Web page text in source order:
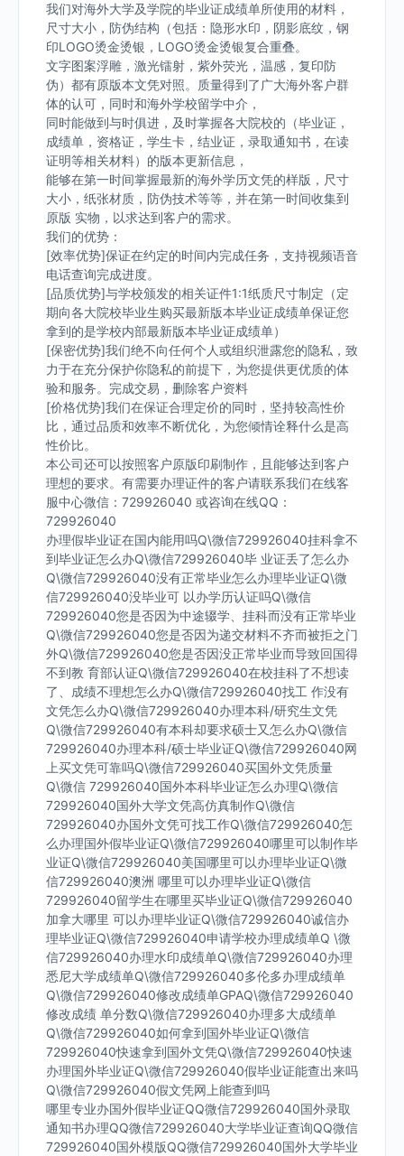
我们对海外大学及学院的毕业证成绩单所使用的材料，
尺寸大小，防伪结构（包括：隐形水印，阴影底纹，钢
印LOGO烫金烫银，LOGO烫金烫银复合重叠。
文字图案浮雕，激光镭射，紫外荧光，温感，复印防
伪）都有原版本文凭对照。质量得到了广大海外客户群
体的认可，同时和海外学校留学中介，
同时能做到与时俱进，及时掌握各大院校的（毕业证，
成绩单，资格证，学生卡，结业证，录取通知书，在读
证明等相关材料）的版本更新信息，
能够在第一时间掌握最新的海外学历文凭的样版，尺寸
大小，纸张材质，防伪技术等等，并在第一时间收集到
原版 实物，以求达到客户的需求。
我们的优势：
[效率优势]保证在约定的时间内完成任务，支持视频语音
电话查询完成进度。
[品质优势]与学校颁发的相关证件1:1纸质尺寸制定（定
期向各大院校毕业生购买最新版本毕业证成绩单保证您
拿到的是学校内部最新版本毕业证成绩单）
[保密优势]我们绝不向任何个人或组织泄露您的隐私，致
力于在充分保护你隐私的前提下，为您提供更优质的体
验和服务。完成交易，删除客户资料
[价格优势]我们在保证合理定价的同时，坚持较高性价
比，通过品质和效率不断优化，为您倾情诠释什么是高
性价比。
本公司还可以按照客户原版印刷制作，且能够达到客户
理想的要求。有需要办理证件的客户请联系我们在线客
服中心微信：729926040 或咨询在线QQ：
729926040
办理假毕业证在国内能用吗Q\微信729926040挂科拿不
到毕业证怎么办Q\微信729926040毕 业证丢了怎么办
Q\微信729926040没有正常毕业怎么办理毕业证Q\微
信729926040没毕业可 以办学历认证吗Q\微信
729926040您是否因为中途辍学、挂科而没有正常毕业
Q\微信729926040您是否因为递交材料不齐而被拒之门
外Q\微信729926040您是否因没正常毕业而导致回国得
不到教 育部认证Q\微信729926040在校挂科了不想读
了、成绩不理想怎么办Q\微信729926040找工 作没有
文凭怎么办Q\微信729926040办理本科/研究生文凭
Q\微信729926040有本科却要求硕士又怎么办Q\微信
729926040办理本科/硕士毕业证Q\微信729926040网
上买文凭可靠吗Q\微信729926040买国外文凭质量
Q\微信 729926040国外本科毕业证怎么办理Q\微信
729926040国外大学文凭高仿真制作Q\微信
729926040办国外文凭可找工作Q\微信729926040怎
么办理国外假毕业证Q\微信729926040哪里可以制作毕
业证Q\微信729926040美国哪里可以办理毕业证Q\微
信729926040澳洲 哪里可以办理毕业证Q\微信
729926040留学生在哪里买毕业证Q\微信729926040
加拿大哪里 可以办理毕业证Q\微信729926040诚信办
理毕业证Q\微信729926040申请学校办理成绩单Q \微
信729926040办理水印成绩单Q\微信729926040办理
悉尼大学成绩单Q\微信729926040多伦多办理成绩单
Q\微信729926040修改成绩单GPAQ\微信729926040
修改成绩 单分数Q\微信729926040办理多大成绩单
Q\微信729926040如何拿到国外毕业证Q\微信
729926040快速拿到国外文凭Q\微信729926040快速
办理国外毕业证Q\微信729926040假毕业证能查出来吗
Q\微信729926040假文凭网上能查到吗
哪里专业办国外假毕业证QQ微信729926040国外录取
通知书办理QQ微信729926040大学毕业证查询QQ微信
729926040国外模版QQ微信729926040国外大学毕业